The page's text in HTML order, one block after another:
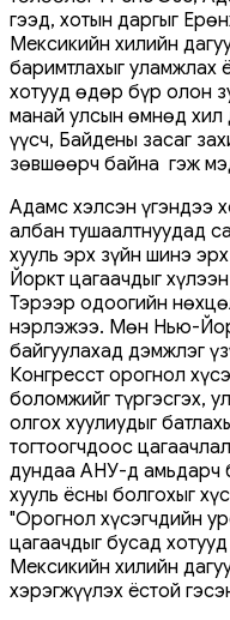
гээд, хотын даргыг
Мексикийн хилийн
баримтлахыг уламжлах
хотууд өдөр бүр олон
манай улсын өмнөд
үүсч, Байдены засаг
зөвшөөрч байна гэж
Адамс хэлсэн үгэндээ
албан тушаалтнуудад
хууль эрх зүйн шинэ
Йоркт цагаачдыг
Тэрээр одоогийн
нэрлэжээ. Мөн Нью-
байгуулахад дэмжлэг
Конгресст орогнол
боломжийг түргэсгэх,
олгох хуулиудыг
тогтоогчдоос
дундаа АНУ-д амьдарч
хууль ёсны болгохыг
"Орогнол хүсэгчдийн
цагаачдыг бусад
Мексикийн хилийн
хэрэгжүүлэх ёстой